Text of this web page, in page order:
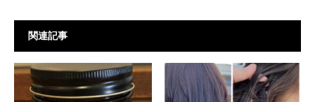
関連記事